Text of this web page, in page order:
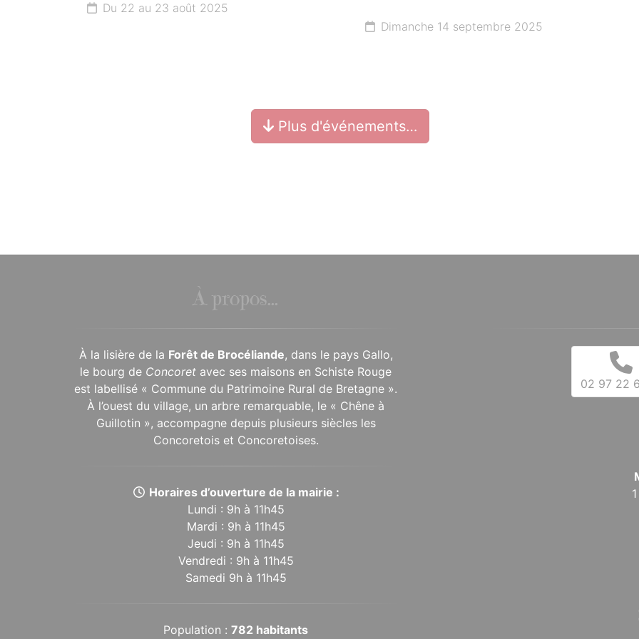
Du 22 au 23 août 2025
Dimanche 14 septembre 2025
Plus d'événements…
À propos...
À la lisière de la Forêt de Brocéliande, dans le pays Gallo,
le bourg de Concoret avec ses maisons en Schiste Rouge
est labellisé « Commune du Patrimoine Rural de Bretagne ».
À l’ouest du village, un arbre remarquable, le « Chêne à
Guillotin », accompagne depuis plusieurs siècles les
Concoretois et Concoretoises.
Horaires d’ouverture de la mairie :
Lundi : 9h à 11h45
Mardi : 9h à 11h45
Jeudi : 9h à 11h45
Vendredi : 9h à 11h45
Samedi 9h à 11h45
Population :782 habitants
02 97 22